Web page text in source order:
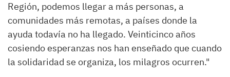
Región, podemos llegar a más personas, a
comunidades más remotas, a países donde la
ayuda todavía no ha llegado. Veinticinco años
cosiendo esperanzas nos han enseñado que cuando
la solidaridad se organiza, los milagros ocurren."